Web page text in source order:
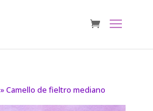
» Camello de fieltro mediano